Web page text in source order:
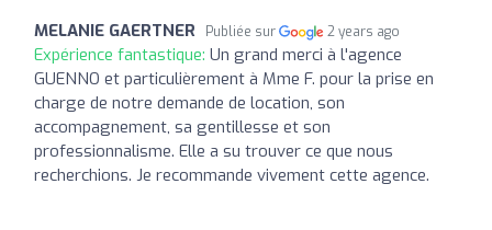
MELANIE GAERTNER Publiée sur 2 years ago
Expérience fantastique: Un grand merci à l'agence
GUENNO et particulièrement à Mme F. pour la prise en
charge de notre demande de location, son
accompagnement, sa gentillesse et son
professionnalisme. Elle a su trouver ce que nous
recherchions. Je recommande vivement cette agence.